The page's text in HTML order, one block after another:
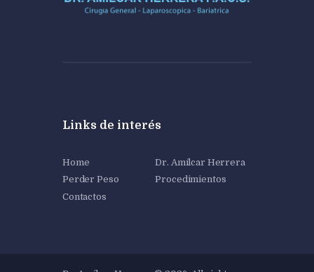
Links de interés
Home
Dr. Amílcar Herrera
Perder Peso
Procedimientos
Contactos